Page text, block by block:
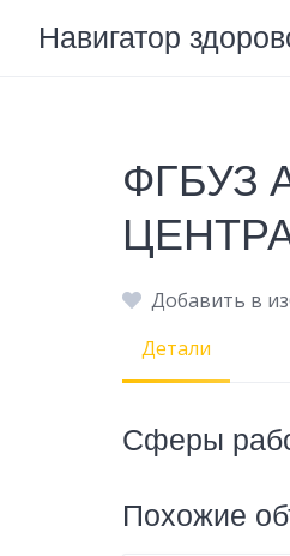
Навигатор
ФГБУЗ
Добавить в
Детали
Сферы
Похожие